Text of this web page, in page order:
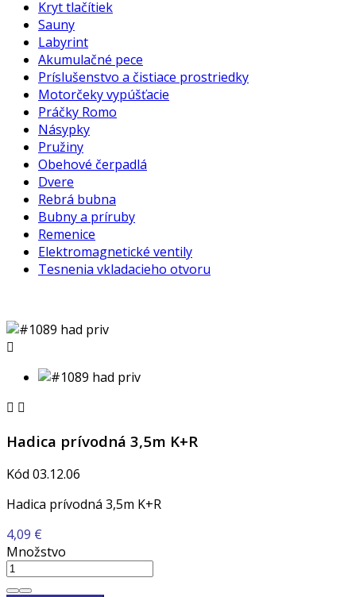
Kryt tlačítiek
Sauny
Labyrint
Akumulačné pece
Príslušenstvo a čistiace prostriedky
Motorčeky vypúšťacie
Práčky Romo
Násypky
Pružiny
Obehové čerpadlá
Dvere
Rebrá bubna
Bubny a príruby
Remenice
Elektromagnetické ventily
Tesnenia vkladacieho otvoru

 
Hadica prívodná 3,5m K+R
Kód 03.12.06
Hadica prívodná 3,5m K+R
4,09 €
Množstvo